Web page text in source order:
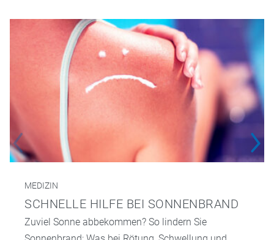
MEDIZIN
SCHNELLE HILFE BEI SONNENBRAND
Zuviel Sonne abbekommen? So lindern Sie